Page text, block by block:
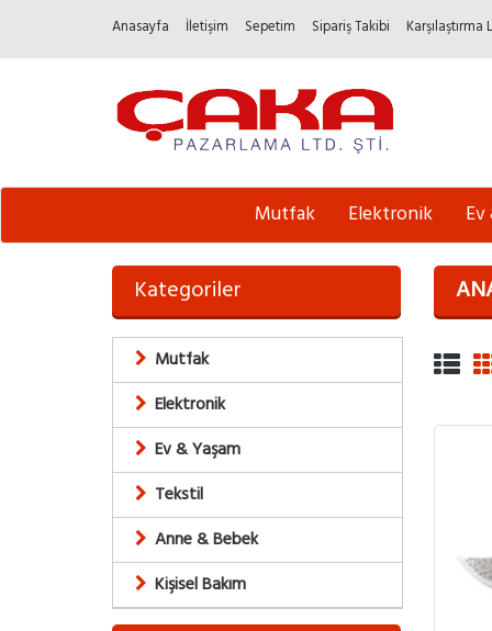
Anasayfa İletişim Sepetim Sipariş Takibi Karşılaştırma
Mutfak Elektronik
Kategoriler
Mutfak
Elektronik
Ev & Yaşam
Tekstil
Anne & Bebek
Kişisel Bakım